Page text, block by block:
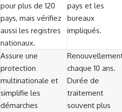
pour plus de 120
pays, mais vérifiez
aussi les registres
nationaux.
pays et les
bureaux
impliqués.
Assure une
protection
multinationale et
simplifie les
démarches
chaque 10 ans.
Durée de
traitement
souvent plus